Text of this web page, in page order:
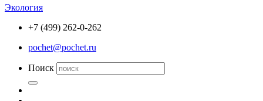
Экология
+7 (499) 262-0-262
pochet@pochet.ru
Поиск